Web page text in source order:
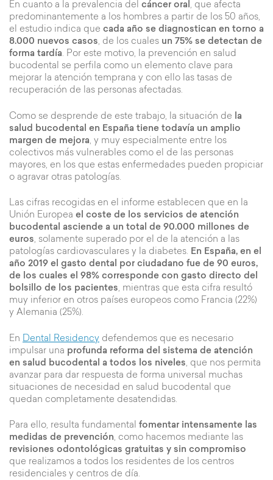
En cuanto a la prevalencia del cáncer oral, que afecta
predominantemente a los hombres a partir de los 50 años,
el estudio indica que cada año se diagnostican en torno a
8.000 nuevos casos, de los cuales un 75% se detectan de
forma tardía. Por este motivo, la prevención en salud
bucodental se perfila como un elemento clave para
mejorar la atención temprana y con ello las tasas de
recuperación de las personas afectadas.
Como se desprende de este trabajo, la situación de la
salud bucodental en España tiene todavía un amplio
margen de mejora, y muy especialmente entre los
colectivos más vulnerables como el de las personas
mayores, en los que estas enfermedades pueden propiciar
o agravar otras patologías.
Las cifras recogidas en el informe establecen que en la
Unión Europea el coste de los servicios de atención
bucodental asciende a un total de 90.000 millones de
euros, solamente superado por el de la atención a las
patologías cardiovasculares y la diabetes. En España, en el
año 2019 el gasto dental por ciudadano fue de 90 euros,
de los cuales el 98% corresponde con gasto directo del
bolsillo de los pacientes, mientras que esta cifra resultó
muy inferior en otros países europeos como Francia (22%)
y Alemania (25%).
En Dental Residency defendemos que es necesario
impulsar una profunda reforma del sistema de atención
en salud bucodental a todos los niveles, que nos permita
avanzar para dar respuesta de forma universal muchas
situaciones de necesidad en salud bucodental que
quedan completamente desatendidas.
Para ello, resulta fundamental fomentar intensamente las
medidas de prevención, como hacemos mediante las
revisiones odontológicas gratuitas y sin compromiso
que realizamos a todos los residentes de los centros
residenciales y centros de día.